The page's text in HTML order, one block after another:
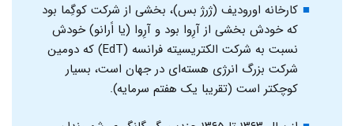
کارخانه اورودیف (ژرژ بس)، بخشی از شرکت کوگِما بود
که خودش بخشی از آرِوا بود و آرِوا (یا اًرانو) خودش
نسبت به شرکت الکتریسیته فرانسه (EdT) که دومین
شرکت بزرگ انرژی هسته‌ای در جهان است، بسیار
کوچکتر است (تقریبا یک هفتم سرمایه).